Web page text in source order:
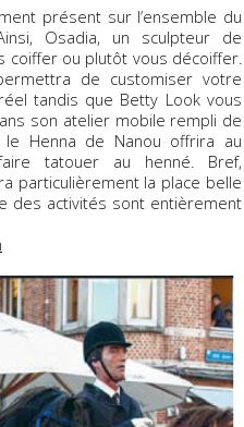
présent sur l’ensemble du
Osadia, un sculpteur de
coiffer ou plutôt vous décoiffer.
de customiser votre
tandis que Betty Look vous
son atelier mobile rempli de
le Henna de Nanou offrira au
tatouer au henné. Bref,
particulièrement la place belle
des activités sont entièrement